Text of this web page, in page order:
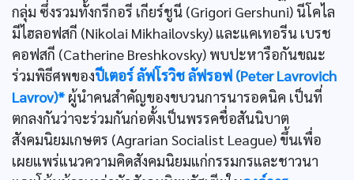
กลุ่ม ซึ่งรวมทั้งกรีกอรี เกียร์ชูนี (Grigori Gershuni) นีโคไล
มีไฮลอฟสกี (Nikolai Mikhailovsky) และแคเทอรีน เบรช
คอฟสกี (Catherine Breshkovsky) พบปะหารือกันขณะ
ร่วมพิธีศพของปีเตอร์ ลัฟโรวิช ลัฟรอฟ (Peter Lavrovich
Lavrov)* ผู้นำคนสำคัญของขบวนการนารอดนิค เป็นที่
ตกลงกันว่าจะร่วมกันก่อตั้งเป็นพรรคชื่อสันนิบาต
สังคมนิยมเกษตร (Agrarian Socialist League) ขึ้นเพื่อ
เผยแพร่แนวความคิดสังคมนิยมแก่กรรมกรและชาวนา